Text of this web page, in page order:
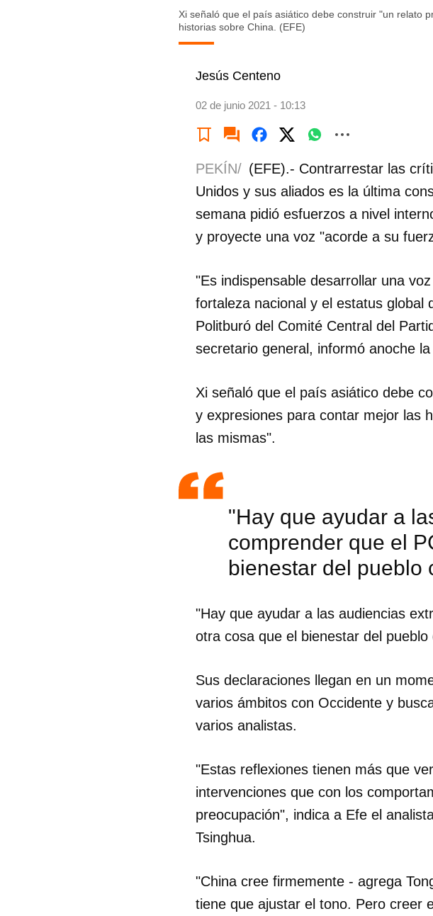
Xi señaló que el país asiático debe construir "un relato
historias sobre China. (EFE)
Jesús Centeno
02 de junio 2021 - 10:13
Guardar como favorito
Para poder guardar como
PEKÍN/ (EFE).- Contrarrestar las
Unidos y sus aliados es la última
semana pidió esfuerzos a nivel
y proyecte una voz "acorde a su
"Es indispensable desarrollar una
fortaleza nacional y el estatus global
Politburó del Comité Central del
secretario general, informó anoche
Xi señaló que el país asiático debe
y expresiones para contar mejor las
las mismas".
"Hay que ayudar a
comprender que el
bienestar del pueblo
"Hay que ayudar a las audiencias
otra cosa que el bienestar del pueblo
Sus declaraciones llegan en un
varios ámbitos con Occidente y
varios analistas.
"Estas reflexiones tienen más que
intervenciones que con los
preocupación", indica a Efe el
Tsinghua.
"China cree firmemente - agrega
tiene que ajustar el tono. Pero creer